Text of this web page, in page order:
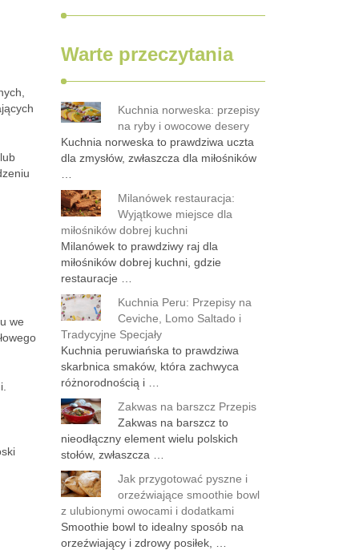
we
Warte przeczytania
Kuchnia norweska: przepisy
na ryby i owocowe desery
Kuchnia norweska to prawdziwa uczta
dla zmysłów, zwłaszcza dla miłośników
Milanówek restauracja:
Wyjątkowe miejsce dla
miłośników dobrej kuchni
Milanówek to prawdziwy raj dla
miłośników dobrej kuchni, gdzie
restauracje …
Kuchnia Peru: Przepisy na
Ceviche, Lomo Saltado i
Tradycyjne Specjały
Kuchnia peruwiańska to prawdziwa
skarbnica smaków, która zachwyca
różnorodnością i …
Zakwas na barszcz Przepis
Zakwas na barszcz to
nieodłączny element wielu polskich
stołów, zwłaszcza …
Jak przygotować pyszne i
orzeźwiające smoothie bowl
z ulubionymi owocami i dodatkami
Smoothie bowl to idealny sposób na
orzeźwiający i zdrowy posiłek, …